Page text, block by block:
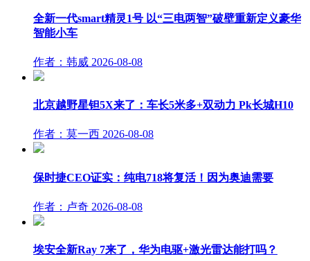
全新一代smart精灵1号 以“三电两智”破壁重新定义豪华
智能小车
作者：韩威 2026-08-08
北京越野星钽5X来了：车长5米多+双动力 Pk长城H10
作者：莫一西 2026-08-08
保时捷CEO证实：纯电718将复活！因为奥迪需要
作者：卢奇 2026-08-08
埃安全新Ray 7来了，华为电驱+激光雷达能打吗？